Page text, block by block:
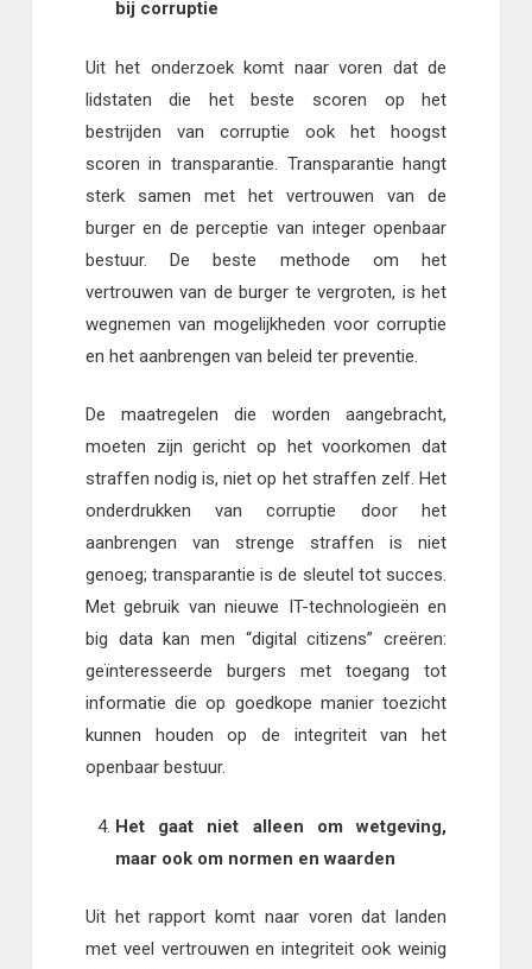
bij corruptie
Uit het onderzoek komt naar voren dat de
lidstaten die het beste scoren op het
bestrijden van corruptie ook het hoogst
scoren in transparantie. Transparantie hangt
sterk samen met het vertrouwen van de
burger en de perceptie van integer openbaar
bestuur. De beste methode om het
vertrouwen van de burger te vergroten, is het
wegnemen van mogelijkheden voor corruptie
en het aanbrengen van beleid ter preventie.
De maatregelen die worden aangebracht,
moeten zijn gericht op het voorkomen dat
straffen nodig is, niet op het straffen zelf. Het
onderdrukken van corruptie door het
aanbrengen van strenge straffen is niet
genoeg; transparantie is de sleutel tot succes.
Met gebruik van nieuwe IT-technologieën en
big data kan men “digital citizens” creëren:
geïnteresseerde burgers met toegang tot
informatie die op goedkope manier toezicht
kunnen houden op de integriteit van het
openbaar bestuur.
Het gaat niet alleen om wetgeving,
maar ook om normen en waarden
Uit het rapport komt naar voren dat landen
met veel vertrouwen en integriteit ook weinig